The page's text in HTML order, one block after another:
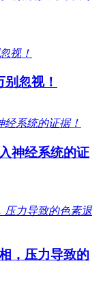
忽视！
神经系统的证
，压力导致的